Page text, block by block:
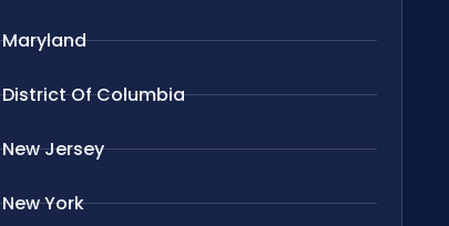
Maryland
District Of Columbia
New Jersey
New York